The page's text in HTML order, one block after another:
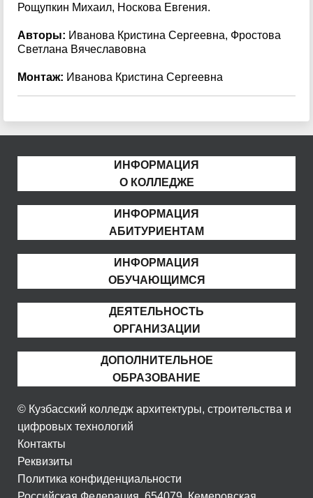
Рощупкин Михаил, Носкова Евгения.
Авторы: Иванова Кристина Сергеевна, Фростова
Светлана Вячеславовна
Монтаж: Иванова Кристина Сергеевна
ИНФОРМАЦИЯ
О КОЛЛЕДЖЕ
ИНФОРМАЦИЯ
АБИТУРИЕНТАМ
ИНФОРМАЦИЯ
ОБУЧАЮЩИМСЯ
ДЕЯТЕЛЬНОСТЬ
ОРГАНИЗАЦИИ
ДОПОЛНИТЕЛЬНОЕ
ОБРАЗОВАНИЕ
© Кузбасский колледж архитектуры, строительства и
цифровых технологий
Контакты
Реквизиты
Политика конфиденциальности